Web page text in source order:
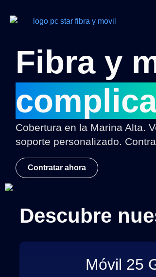
Fibra y
Cobertura en la Marina Alta.
soporte personalizado.
Contratar ahora
Descubre
Móvil 25